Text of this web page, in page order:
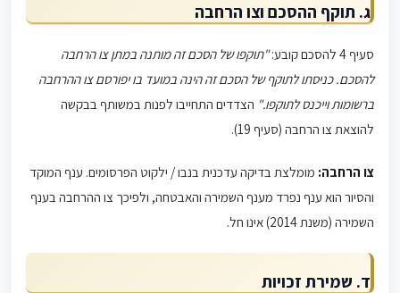
ג. תוקף ההסכם וצו הרחבה
סעיף 4 להסכם קובע:
"תוקפו של הסכם זה מותנה במתן צו הרחבה
להסכם. כניסתו לתוקף של הסכם זה הינה במועד בו יפורסם צו ההרחבה
ברשומות וייכנס לתוקפו." הצדדים התחייבו לפנות במשותף בבקשה
להוצאת צו הרחבה (סעיף 19).
צו הרחבה: מומלצת בדיקה עדכנית בנבו / ילקוט הפרסומים. ענף המוקד
והסיור הוא ענף נפרד מענף השמירה והאבטחה, ולפיכך צו ההרחבה בענף
השמירה (משנת 2014) אינו חל.
ד. שמירת זכויות